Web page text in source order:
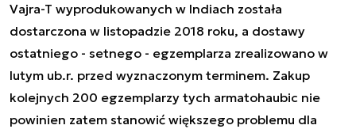
Vajra-T wyprodukowanych w Indiach została
dostarczona w listopadzie 2018 roku, a dostawy
ostatniego - setnego - egzemplarza zrealizowano w
lutym ub.r. przed wyznaczonym terminem. Zakup
kolejnych 200 egzemplarzy tych armatohaubic nie
powinien zatem stanowić większego problemu dla